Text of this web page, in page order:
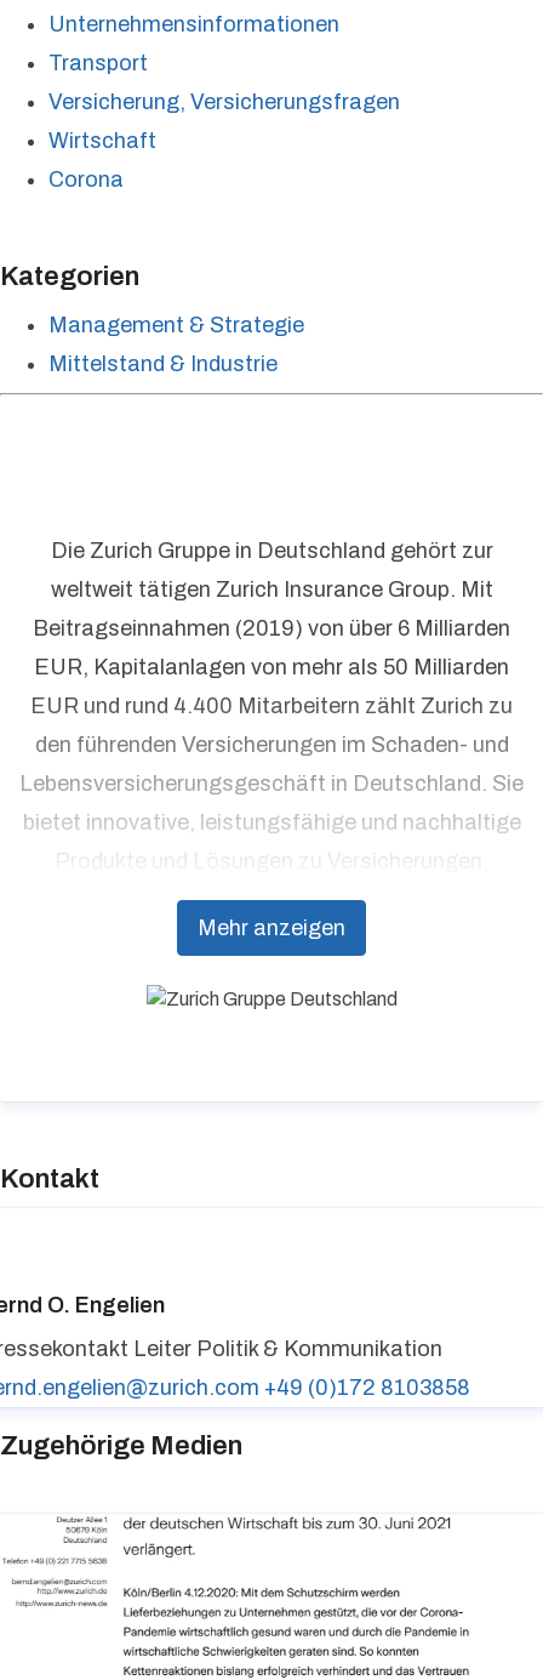
Unternehmensinformationen
Transport
Versicherung, Versicherungsfragen
Wirtschaft
Corona
Kategorien
Management & Strategie
Mittelstand & Industrie
Die Zurich Gruppe in Deutschland gehört zur
weltweit tätigen Zurich Insurance Group. Mit
Beitragseinnahmen (2019) von über 6 Milliarden
EUR, Kapitalanlagen von mehr als 50 Milliarden
EUR und rund 4.400 Mitarbeitern zählt Zurich zu
den führenden Versicherungen im Schaden- und
Lebensversicherungsgeschäft in Deutschland. Sie
bietet innovative, leistungsfähige und nachhaltige
Produkte und Lösungen zu Versicherungen,
Vorsorge und Risikomanagement aus einer Hand.
Individuelle Kundenorientierung und hohe
Mehr anzeigen
Kontakt
O. Engelien
Leiter Politik & Kommunikation
+49 (0)172 8103858
Zugehörige Medien